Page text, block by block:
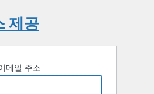
제공
메일 주소